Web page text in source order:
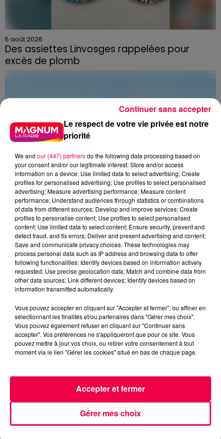
5 août 2026
Des assiettes Linvosges rappelées pour
excès de plomb
Du plomb a été détecté dans deux assiettes en
3 août 2026
PRÉVIFEUX : "il faut avoir une culture du risque"
dans les Vosges
Le respect de votre vie privée est notre
priorité
We and our (447) partnersdo the following data processing based on
your consent and/or our legitimate interest: Store and/or access
information on a device; Use limited data to select advertising; Create
profiles for personalised advertising; Use profiles to select personalised
advertising; Measure advertising performance; Measure content
performance; Understand audiences through statistics or combinations
of data from different sources; Develop and improve services; Create
profiles to personalise content; Use profiles to select personalised
content; Use limited data to select content; Ensure security, prevent and
detect fraud, and fix errors; Deliver and present advertising and content;
Save and communicate privacy choices. These technologies may
process personal data such as IP address and browsing data to offer
following functionalities: Identify devices based on information actively
requested; Use precise geolocation data; Match and combine data from
other data sources; Link different devices; Identify devices based on
information transmitted automatically.
Vous pouvez accepter en cliquant sur "Accepter et fermer", ou affiner en
sélectionnant les finalités et/ou partenaires dans "Gérer mes choix".
Vous pouvez également refuser en cliquant sur "Continuer sans
accepter". Vos préférences ne s'appliqueront que pour ce site. Vous
pouvez mettre à jour vos choix, ou retirer votre consentement à tout
moment via le lien "Gérer les cookies" situé en bas de chaque page.
Gérer mes choix
Accepter et fermer
Continuer sans accepter